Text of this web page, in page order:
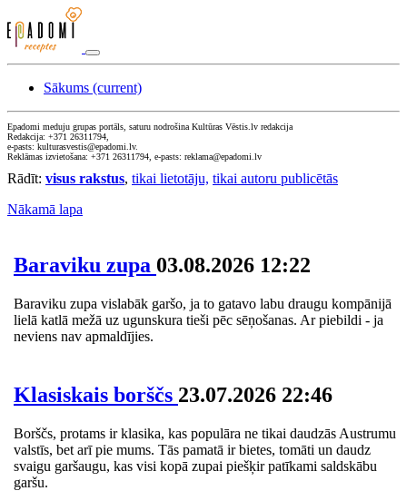
Sākums (current)
Epadomi meduju grupas portāls, saturu nodrošina Kultūras Vēstis.lv redakcija
Redakcija: +371 26311794,
e-pasts: kulturasvestis@epadomi.lv.
Reklāmas izvietošana: +371 26311794, e-pasts: reklama@epadomi.lv
Rādīt: visus rakstus, tikai lietotāju, tikai autoru publicētās
Nākamā lapa
Baraviku zupa 03.08.2026 12:22
Baraviku zupa vislabāk garšo, ja to gatavo labu draugu kompānijā
lielā katlā mežā uz ugunskura tieši pēc sēņošanas. Ar piebildi - ja
neviens nav apmaldījies.
Klasiskais borščs 23.07.2026 22:46
Borščs, protams ir klasika, kas populāra ne tikai daudzās Austrumu
valstīs, bet arī pie mums. Tās pamatā ir bietes, tomāti un daudz
svaigu garšaugu, kas visi kopā zupai piešķir patīkami saldskābu
garšu.